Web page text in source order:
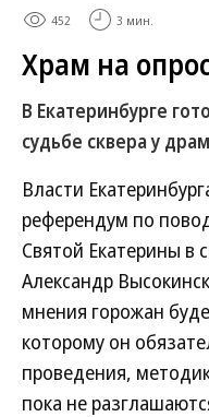
452 3 мин.
Храм на
В Екатеринбурге
судьбе сквера у
Власти
референдум по
Святой Екатерины в
Александр
мнения горожан
которому он
проведения,
пока не